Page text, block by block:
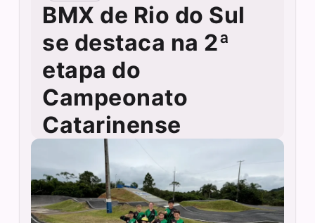
BMX de Rio do Sul
se destaca na 2ª
etapa do
Campeonato
Catarinense